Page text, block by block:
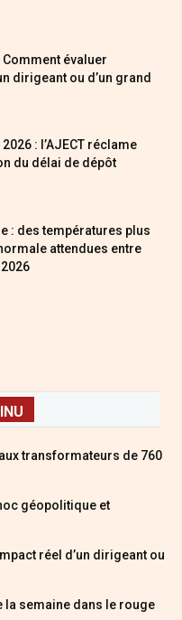
Comment évaluer
dirigeant ou d’un grand
: l’AJECT réclame
du délai de dépôt
: des températures plus
attendues entre
transformateurs de 760
géopolitique et
réel d’un dirigeant ou
la semaine dans le rouge